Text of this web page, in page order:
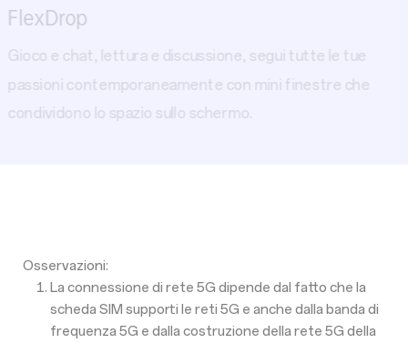
FlexDrop
Gioco e chat, lettura e discussione, segui tutte le tue
passioni contemporaneamente con mini finestre che
condividono lo spazio sullo schermo.
Osservazioni:
La connessione di rete 5G dipende dal fatto che la
scheda SIM supporti le reti 5G e anche dalla banda di
frequenza 5G e dalla costruzione della rete 5G della